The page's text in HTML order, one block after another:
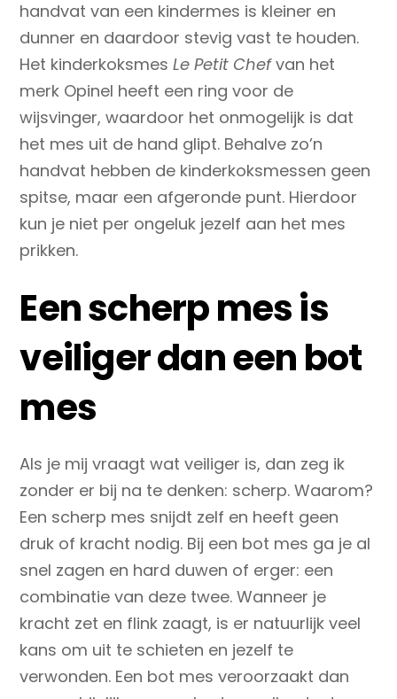
handvat van een kindermes is kleiner en
dunner en daardoor stevig vast te houden.
Het kinderkoksmesLe Petit Chefvan het
merk Opinel heeft een ring voor de
wijsvinger, waardoor het onmogelijk is dat
het mes uit de hand glipt. Behalve zo’n
handvat hebben de kinderkoksmessen geen
spitse, maar een afgeronde punt. Hierdoor
kun je niet per ongeluk jezelf aan het mes
prikken.
Een scherp mes is
veiliger dan een bot
mes
Als je mij vraagt wat veiliger is, dan zeg ik
zonder er bij na te denken: scherp. Waarom?
Een scherp mes snijdt zelf en heeft geen
druk of kracht nodig. Bij een bot mes ga je al
snel zagen en hard duwen of erger: een
combinatie van deze twee. Wanneer je
kracht zet en flink zaagt, is er natuurlijk veel
kans om uit te schieten en jezelf te
verwonden. Een bot mes veroorzaakt dan